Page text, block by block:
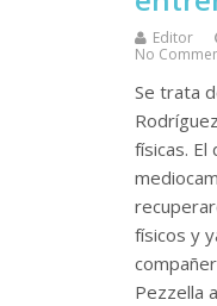
Editor
No
Se trata
físicas.
físicos y
Pezzella